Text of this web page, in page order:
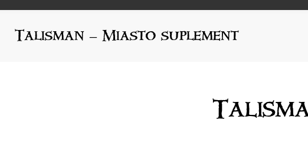
Talisman – Miasto suplement